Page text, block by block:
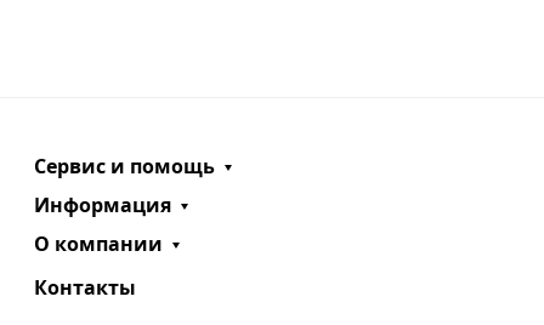
Сервис и помощь
Информация
О компании
Контакты